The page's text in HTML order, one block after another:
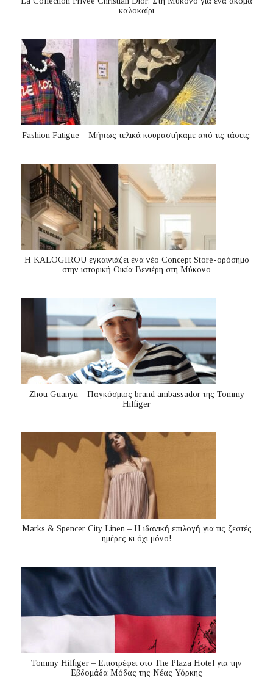
καλοκαίρι
Fashion Fatigue – Μήπως τελικά κουραστήκαμε από τις τάσεις;
Η KALOGIROU εγκαινιάζει ένα νέο Concept Store-ορόσημο
στην ιστορική Οικία Βενιέρη στη Μύκονο
Zhou Guanyu – Παγκόσμιος brand ambassador της Tommy
Hilfiger
Marks & Spencer City Linen – Η ιδανική επιλογή για τις ζεστές
ημέρες κι όχι μόνο!
Tommy Hilfiger – Επιστρέφει στο The Plaza Hotel για την
Εβδομάδα Μόδας της Νέας Υόρκης